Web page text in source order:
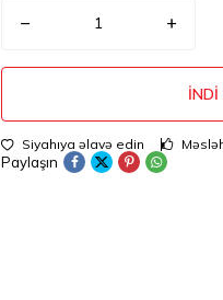
İNDI
Siyahıya əlavə edin
Paylaşın